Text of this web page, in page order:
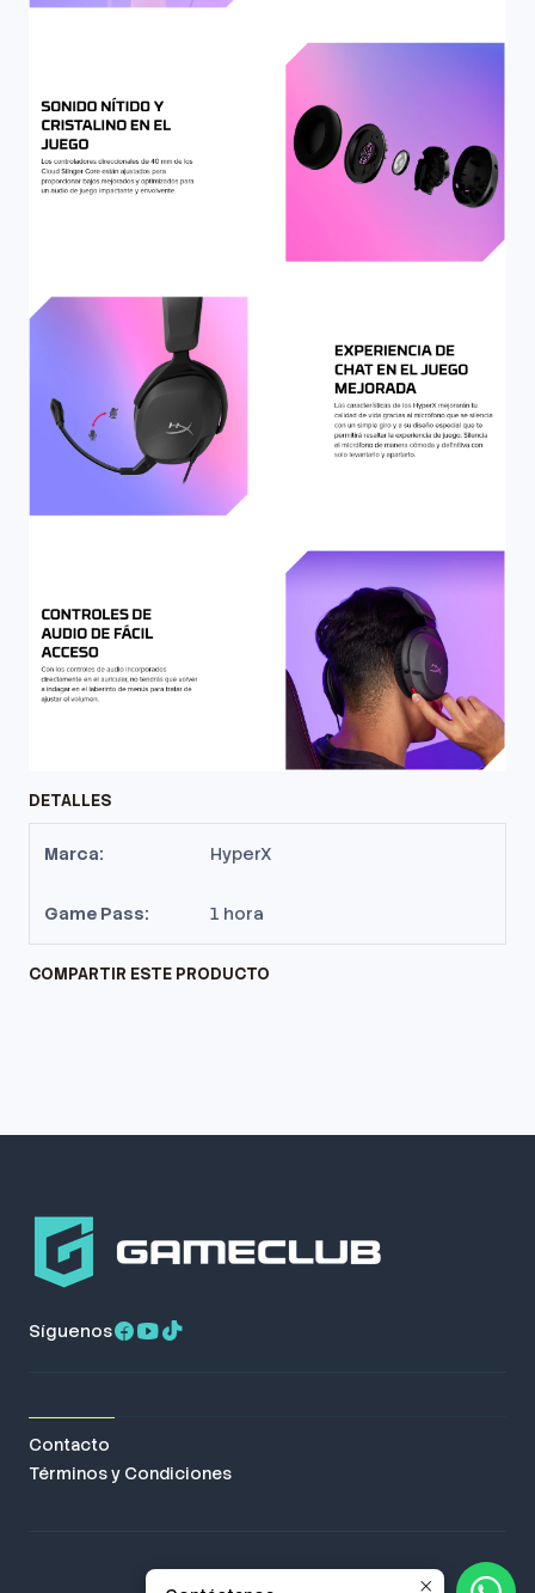
DETALLES
Marca: HyperX
Game Pass: 1 hora
COMPARTIR ESTE PRODUCTO
Síguenos
Contacto
Términos y Condiciones